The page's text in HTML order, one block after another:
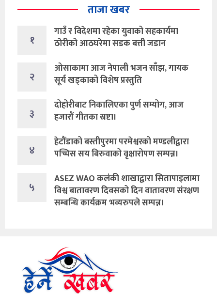
ताजा खबर
१
गाउँ र विदेशमा रहेका युवाको सहकार्यमा
ठोरीको आठघरेमा सडक बत्ती जडान
२
ओसाकामा आज नेपाली भजन साँझ, गायक
सूर्य खड्काको विशेष प्रस्तुति
३
दोहोरीबाट निकालिएका पुर्ण सम्योग, आज
हजारौं गीतका स्रष्टा।
४
हेटौंडाको बस्तीपुरमा परमेश्वरको मण्डलीद्वारा
पच्चिस सय बिरुवाको वृक्षारोपण सम्पन्न।
५
ASEZ WAO कलंकी शाखाद्वारा सितापाइलामा
विश्व बातावरण दिवसको दिन वातावरण संरक्षण
सम्बन्धि कार्यक्रम भव्यरुपले सम्पन्न।